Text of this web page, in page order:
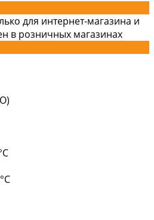
для интернет-магазина и
в розничных магазинах